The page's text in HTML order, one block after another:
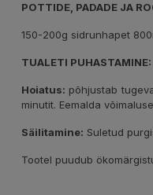
POTTIDE, PADADE JA
150-200g sidrunhapet
TUALETI PUHASTAMINE:
Hoiatus: põhjustab
minutit. Eemalda
Säilitamine: Suletud
Tootel puudub